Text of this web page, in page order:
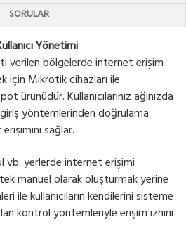
SORULAR
Yönetimi
verilen bölgelerde internet erişim
için Mikrotik cihazları ile
ürünüdür. Kullanıcılarınız ağınızda
yöntemlerinden doğrulama
sağlar.
vb. yerlerde internet erişimi
tek manuel olarak oluşturmak yerine
ile kullanıcıların kendilerini sisteme
kontrol yöntemleriyle erişim iznini